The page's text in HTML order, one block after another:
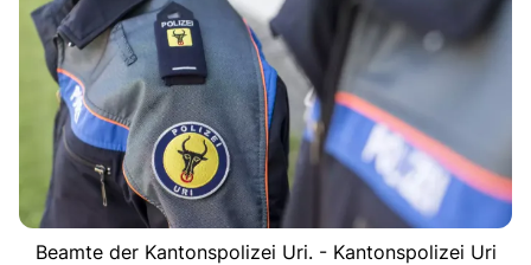
Beamte der Kantonspolizei Uri. - Kantonspolizei Uri